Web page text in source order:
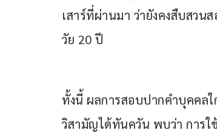
เสาร์ที่ผ่านมา ว่ายังคงสืบสวน
วัย 20 ปี
ทั้งนี้ ผลการสอบปากคำบุคคล
วิสามัญได้ทันควัน พบว่า การใ